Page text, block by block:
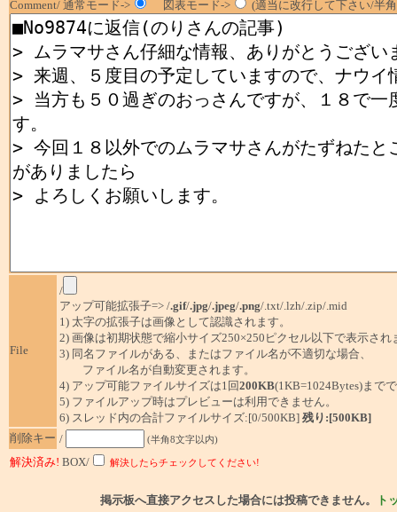
Comment/ 通常モード->
図表モード-> (適当に改行して下さい/半
File
/
アップ可能拡張子=> /.gif/.jpg/.jpeg/.png/.txt/.lzh/.zip/.mid
1) 太字の拡張子は画像として認識されます。
2) 画像は初期状態で縮小サイズ250×250ピクセル以下で表示され
3) 同名ファイルがある、またはファイル名が不適切な場合、
ファイル名が自動変更されます。
4) アップ可能ファイルサイズは1回200KB(1KB=1024Bytes)まで
5) ファイルアップ時はプレビューは利用できません。
6) スレッド内の合計ファイルサイズ:[0/500KB] 残り:[500KB]
削除キー / (半角8文字以内)
解決済み! BOX/ 解決したらチェックしてください!
掲示板へ直接アクセスした場合には投稿できません。 ト